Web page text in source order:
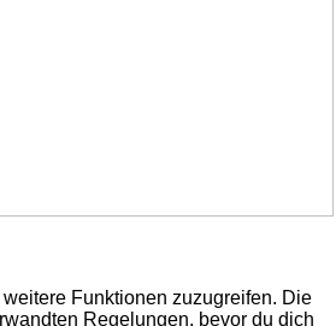
Funktionen zuzugreifen. Die
Regelungen, bevor du dich